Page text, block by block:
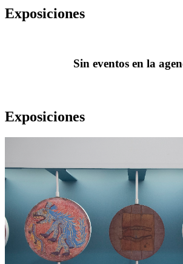
Exposiciones
Sin eventos en la
Exposiciones